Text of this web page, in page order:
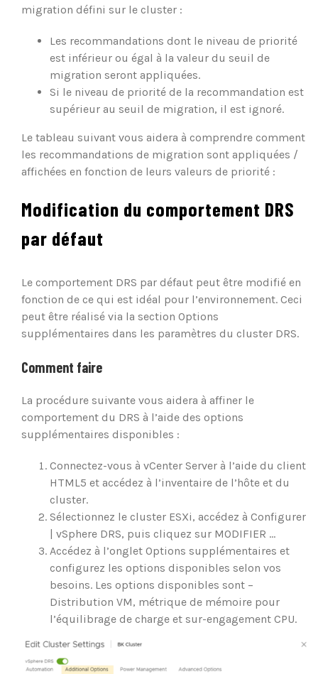
migration défini sur le cluster :
Les recommandations dont le niveau de priorité
est inférieur ou égal à la valeur du seuil de
migration seront appliquées.
Si le niveau de priorité de la recommandation est
supérieur au seuil de migration, il est ignoré.
Le tableau suivant vous aidera à comprendre comment
les recommandations de migration sont appliquées /
affichées en fonction de leurs valeurs de priorité :
Modification du comportement DRS
par défaut
Le comportement DRS par défaut peut être modifié en
fonction de ce qui est idéal pour l’environnement. Ceci
peut être réalisé via la section Options
supplémentaires dans les paramètres du cluster DRS.
Comment faire
La procédure suivante vous aidera à affiner le
comportement du DRS à l’aide des options
supplémentaires disponibles :
Connectez-vous à vCenter Server à l’aide du client
HTML5 et accédez à l’inventaire de l’hôte et du
cluster.
Sélectionnez le cluster ESXi, accédez à Configurer
| vSphere DRS, puis cliquez sur MODIFIER …
Accédez à l’onglet Options supplémentaires et
configurez les options disponibles selon vos
besoins. Les options disponibles sont –
Distribution VM, métrique de mémoire pour
l’équilibrage de charge et sur-engagement CPU.